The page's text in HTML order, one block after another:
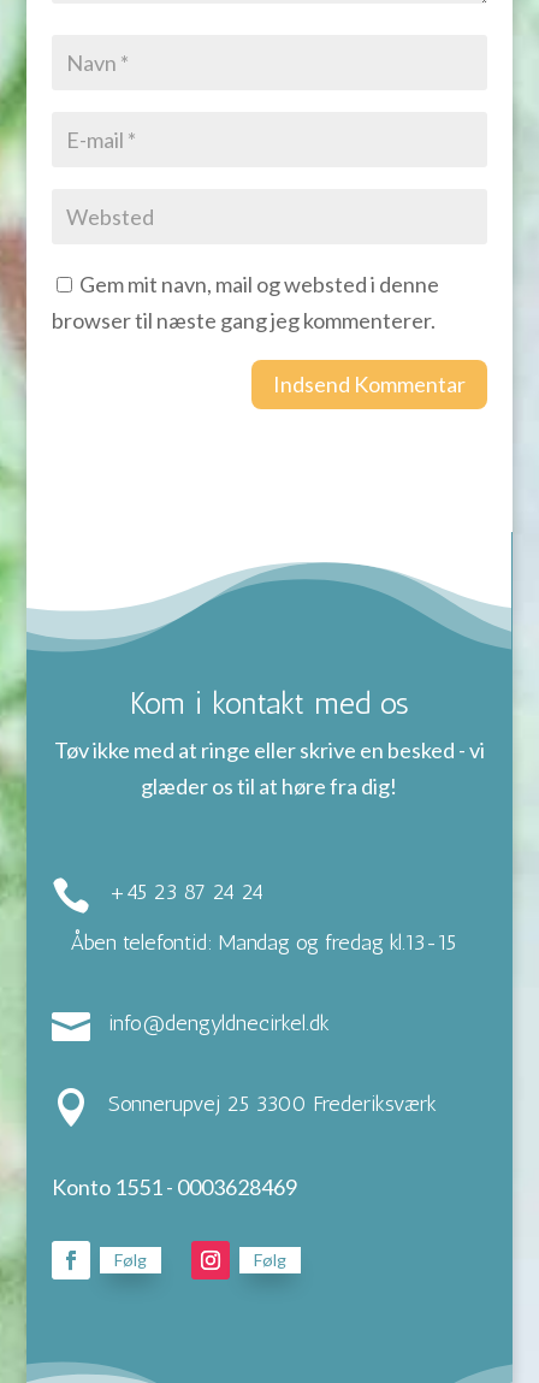
Gem mit navn, mail og websted i denne
browser til næste gang jeg kommenterer.
Kom i kontakt med os
Tøv ikke med at ringe eller skrive en besked - vi
glæder os til at høre fra dig!

+45 23 87 24 24
Åben telefontid: Mandag og fredag kl.13-15
 info@dengyldnecirkel.dk
 Sonnerupvej 25 3300 Frederiksværk
Konto 1551 - 0003628469
Følg Følg